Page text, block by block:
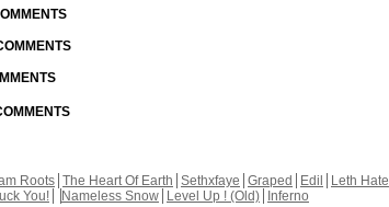
Roots The Heart Of Earth Sethxfaye Graped Edil Leth Hate
You! Nameless Snow Level Up ! (Old) Inferno